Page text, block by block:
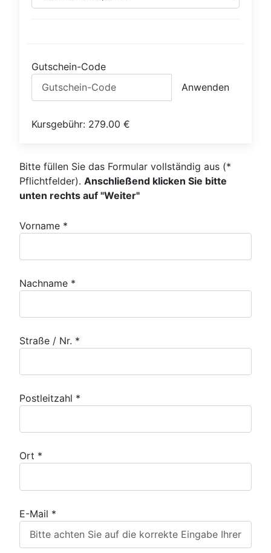
Gutschein-Code
Anwenden
Kursgebühr: 279.00 €
Bitte füllen Sie das Formular vollständig aus (*
Pflichtfelder). Anschließend klicken Sie bitte
unten rechts auf "Weiter"
Vorname *
Nachname *
Straße / Nr. *
Postleitzahl *
Ort *
E-Mail *